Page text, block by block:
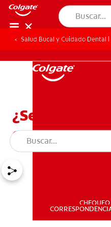
Salud Bucal y Cuidado Dental
¿Se indica la
compuesta